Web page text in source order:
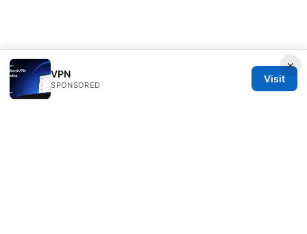
×
VPN
SPONSORED
Visit